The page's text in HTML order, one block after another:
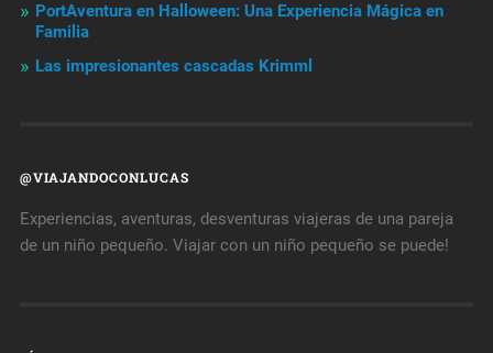
PortAventura en Halloween: Una Experiencia Mágica en
Familia
Las impresionantes cascadas Krimml
@VIAJANDOCONLUCAS
Experiencias, aventuras, desventuras viajeras de una pareja
de un niño pequeño. Viajar con un niño pequeño se puede!